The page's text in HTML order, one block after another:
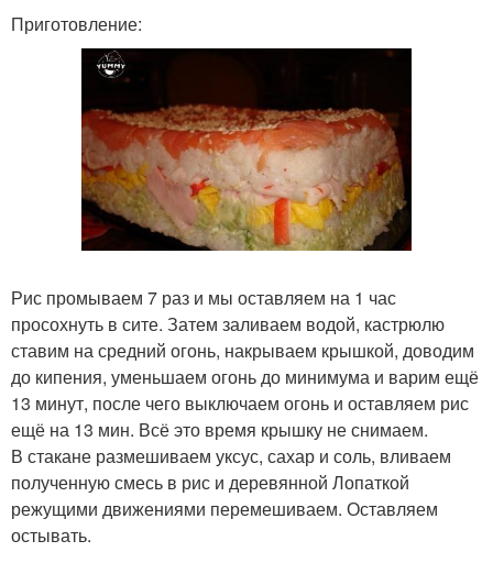
Приготовление:
Рис промываем 7 раз и мы оставляем на 1 час
просохнуть в сите. Затем заливаем водой, кастрюлю
ставим на средний огонь, накрываем крышкой, доводим
до кипения, уменьшаем огонь до минимума и варим ещё
13 минут, после чего выключаем огонь и оставляем рис
ещё на 13 мин. Всё это время крышку не снимаем.
В стакане размешиваем уксус, сахар и соль, вливаем
полученную смесь в рис и деревянной Лопаткой
режущими движениями перемешиваем. Оставляем
остывать.